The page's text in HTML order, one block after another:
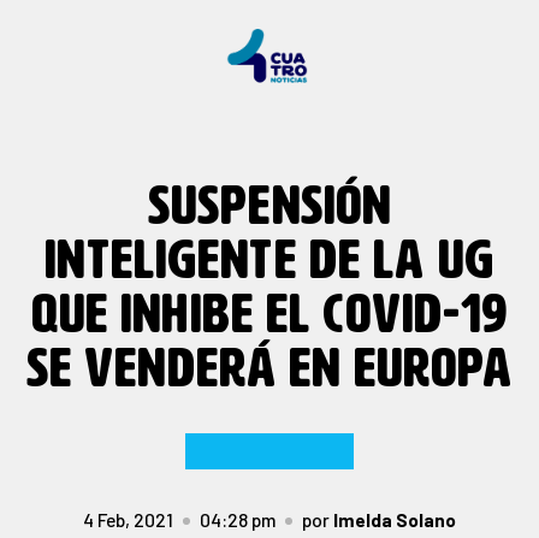
SUSPENSIÓN
INTELIGENTE DE LA UG
QUE INHIBE EL COVID-19
SE VENDERÁ EN EUROPA
4 Feb, 2021 04:28 pm por Imelda Solano